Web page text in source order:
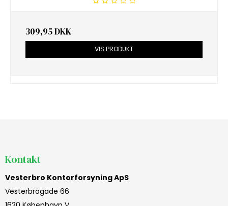
309,95 DKK
VIS PRODUKT
Kontakt
Vesterbro Kontorforsyning ApS
Vesterbrogade 66